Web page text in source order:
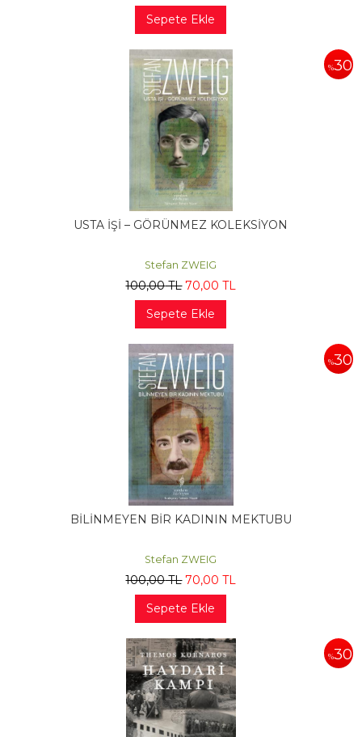
Sepete Ekle
%30
USTA İŞİ – GÖRÜNMEZ KOLEKSİYON
Stefan ZWEIG
100,00TL 70,00 TL
Sepete Ekle
%30
BİLİNMEYEN BİR KADININ MEKTUBU
Stefan ZWEIG
100,00TL 70,00 TL
Sepete Ekle
%30